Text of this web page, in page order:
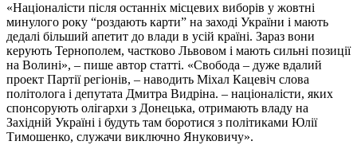
«Націоналісти після останніх місцевих виборів у жовтні
минулого року “роздають карти” на заході України і мають
дедалі більший апетит до влади в усій країні. Зараз вони
керують Тернополем, частково Львовом і мають сильні позиції
на Волині», – пише автор статті. «Свобода – дуже вдалий
проект Партії регіонів, – наводить Міхал Кацевіч слова
політолога і депутата Дмитра Видріна. – націоналісти, яких
спонсорують олігархи з Донецька, отримають владу на
Західній Україні і будуть там боротися з політиками Юлії
Тимошенко, служачи виключно Януковичу».